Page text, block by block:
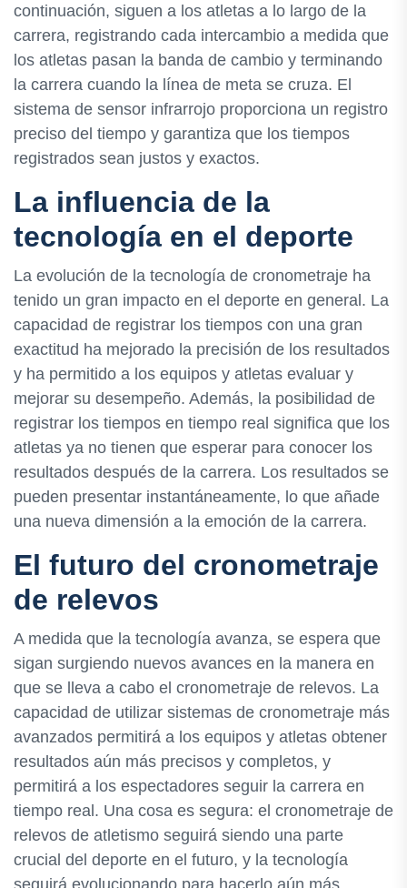
continuación, siguen a los atletas a lo largo de la
carrera, registrando cada intercambio a medida que
los atletas pasan la banda de cambio y terminando
la carrera cuando la línea de meta se cruza. El
sistema de sensor infrarrojo proporciona un registro
preciso del tiempo y garantiza que los tiempos
registrados sean justos y exactos.
La influencia de la
tecnología en el deporte
La evolución de la tecnología de cronometraje ha
tenido un gran impacto en el deporte en general. La
capacidad de registrar los tiempos con una gran
exactitud ha mejorado la precisión de los resultados
y ha permitido a los equipos y atletas evaluar y
mejorar su desempeño. Además, la posibilidad de
registrar los tiempos en tiempo real significa que los
atletas ya no tienen que esperar para conocer los
resultados después de la carrera. Los resultados se
pueden presentar instantáneamente, lo que añade
una nueva dimensión a la emoción de la carrera.
El futuro del cronometraje
de relevos
A medida que la tecnología avanza, se espera que
sigan surgiendo nuevos avances en la manera en
que se lleva a cabo el cronometraje de relevos. La
capacidad de utilizar sistemas de cronometraje más
avanzados permitirá a los equipos y atletas obtener
resultados aún más precisos y completos, y
permitirá a los espectadores seguir la carrera en
tiempo real. Una cosa es segura: el cronometraje de
relevos de atletismo seguirá siendo una parte
crucial del deporte en el futuro, y la tecnología
seguirá evolucionando para hacerlo aún más